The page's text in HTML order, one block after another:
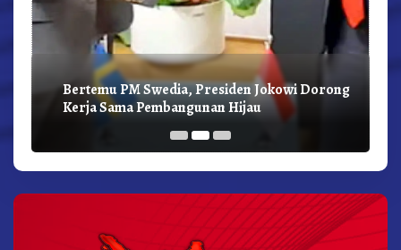
Bertemu PM Swedia, Presiden Jokowi Dorong
Kerja Sama Pembangunan Hijau